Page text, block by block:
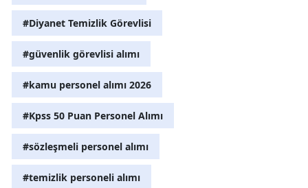
#Diyanet Temizlik Görevlisi
#güvenlik görevlisi alımı
#kamu personel alımı 2026
#Kpss 50 Puan Personel Alımı
#sözleşmeli personel alımı
#temizlik personeli alımı